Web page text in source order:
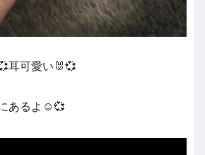
耳可愛い🐰💞
あるよ☺️💞